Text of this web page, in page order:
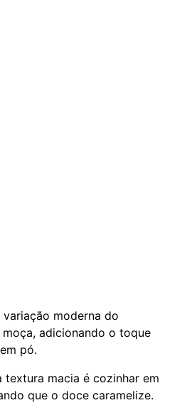
variação moderna do
adicionando o toque
pó.
textura macia é cozinhar em
que o doce caramelize.